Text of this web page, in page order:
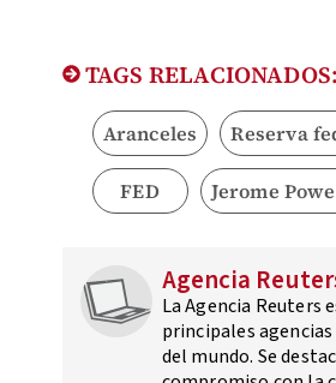
TAGS RELACIONADOS:
Aranceles Reserva
FED Jerome
Agencia
La Agencia Reuters
principales
del mundo. Se